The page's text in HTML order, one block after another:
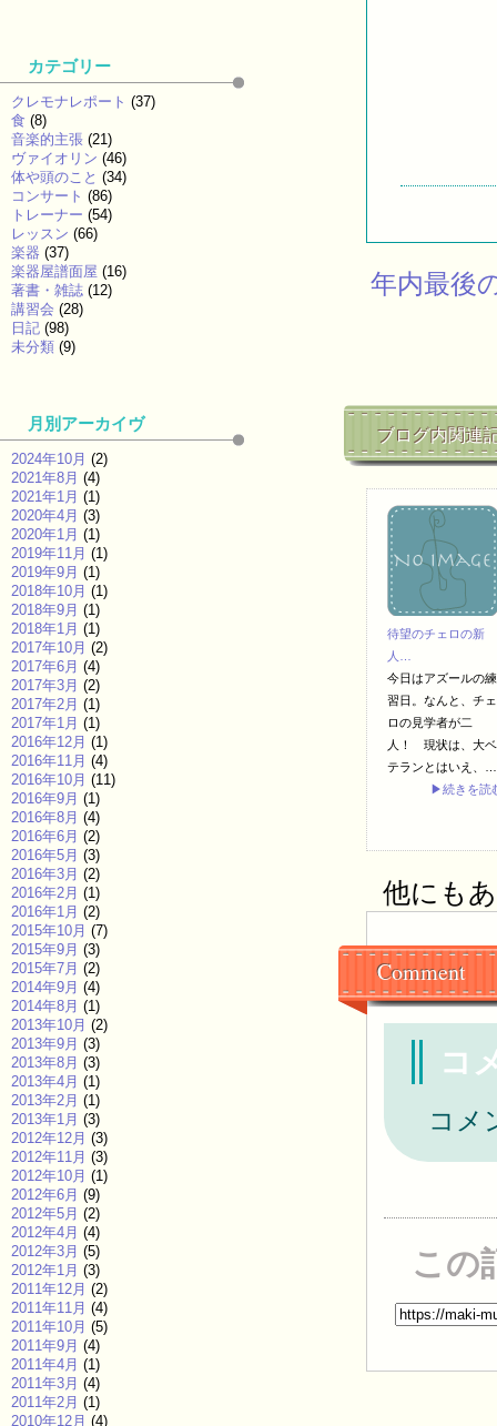
年内最後
ブログ内関連
待望のチェロの新
人…
今日はアズールの練
習日。なんと、チェ
ロの見学者が二
人！ 現状は、大ベ
テランとはいえ、…
▶続きを読
他にも
Comment
コ
コメ
この
カテゴリー
クレモナレポート (37)
食 (8)
音楽的主張 (21)
ヴァイオリン (46)
体や頭のこと (34)
コンサート (86)
トレーナー (54)
レッスン (66)
楽器 (37)
楽器屋譜面屋 (16)
著書・雑誌 (12)
講習会 (28)
日記 (98)
未分類 (9)
月別アーカイヴ
2024年10月 (2)
2021年8月 (4)
2021年1月 (1)
2020年4月 (3)
2020年1月 (1)
2019年11月 (1)
2019年9月 (1)
2018年10月 (1)
2018年9月 (1)
2018年1月 (1)
2017年10月 (2)
2017年6月 (4)
2017年3月 (2)
2017年2月 (1)
2017年1月 (1)
2016年12月 (1)
2016年11月 (4)
2016年10月 (11)
2016年9月 (1)
2016年8月 (4)
2016年6月 (2)
2016年5月 (3)
2016年3月 (2)
2016年2月 (1)
2016年1月 (2)
2015年10月 (7)
2015年9月 (3)
2015年7月 (2)
2014年9月 (4)
2014年8月 (1)
2013年10月 (2)
2013年9月 (3)
2013年8月 (3)
2013年4月 (1)
2013年2月 (1)
2013年1月 (3)
2012年12月 (3)
2012年11月 (3)
2012年10月 (1)
2012年6月 (9)
2012年5月 (2)
2012年4月 (4)
2012年3月 (5)
2012年1月 (3)
2011年12月 (2)
2011年11月 (4)
2011年10月 (5)
2011年9月 (4)
2011年4月 (1)
2011年3月 (4)
2011年2月 (1)
2010年12月 (4)